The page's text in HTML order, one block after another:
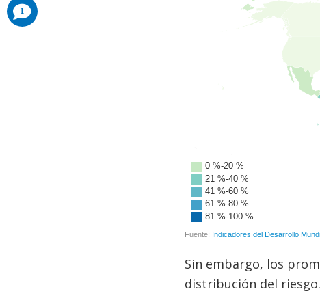
Sin embargo, los
distribución del riesgo.
1
comments
added